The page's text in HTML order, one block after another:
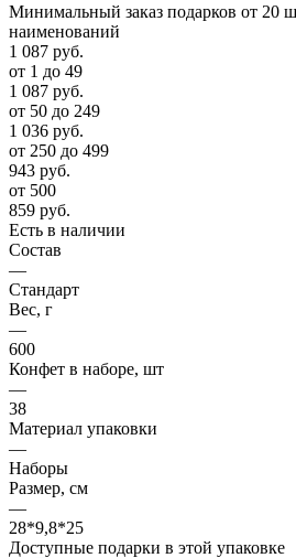
Минимальный заказ подарков от 20
наименований
1 087 руб.
от 1 до 49
1 087 руб.
от 50 до 249
1 036 руб.
от 250 до 499
943 руб.
от 500
859 руб.
Есть в наличии
Состав
—
Стандарт
Вес, г
—
600
Конфет в наборе, шт
—
38
Материал упаковки
—
Наборы
Размер, см
—
28*9,8*25
Доступные подарки в этой упаковке